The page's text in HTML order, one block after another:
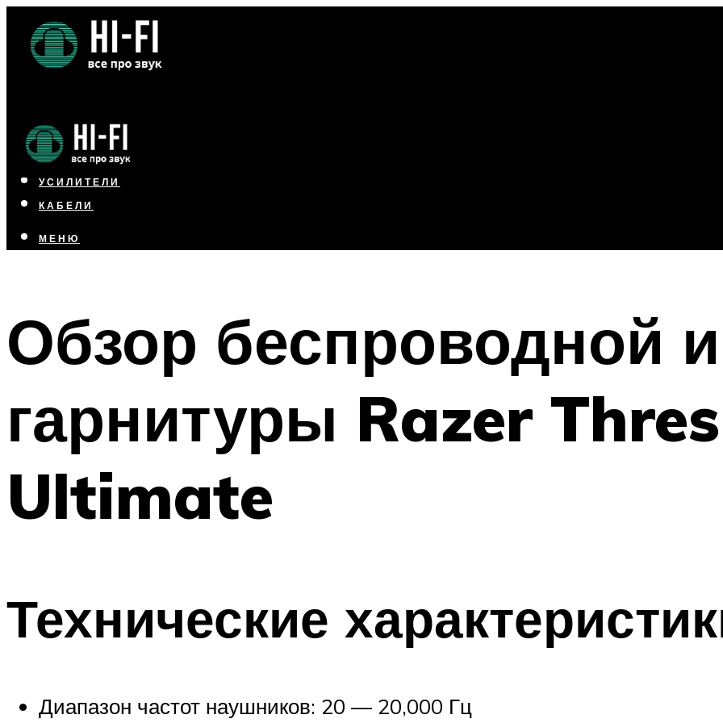
НАУШНИКИ
АКУСТИКА
УСИЛИТЕЛИ
КАБЕЛИ
МЕНЮ
Обзор беспроводной
гарнитуры Razer
Ultimate
Технические
Диапазон частот наушников: 20 — 20,000 Гц